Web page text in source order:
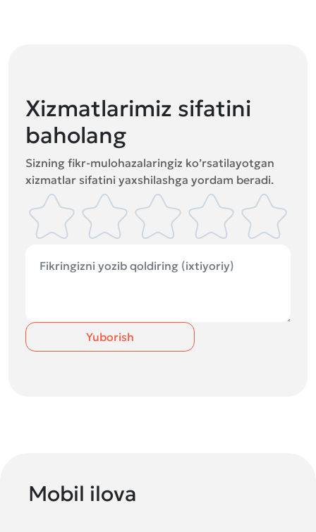
Xizmatlarimiz sifatini
baholang
Sizning fikr-mulohazalaringiz ko’rsatilayotgan
xizmatlar sifatini yaxshilashga yordam beradi.
Yuborish
Mobil ilova